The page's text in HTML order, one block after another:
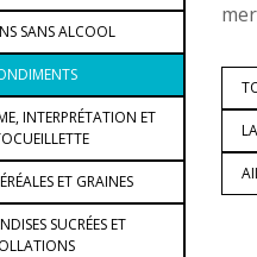
SANS ALCOOL
INTERPRÉTATION ET
ET GRAINES
SUCRÉES ET